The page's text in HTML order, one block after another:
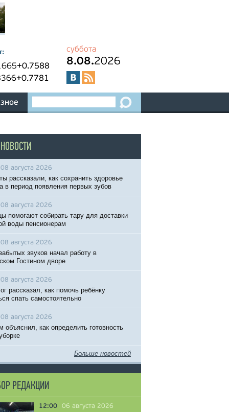
+0.7588
+0.7781
суббота
8.08.2026
08 августа 2026
рассказали, как сохранить здоровье
в период появления первых зубов
08 августа 2026
помогают собирать тару для доставки
воды пенсионерам
08 августа 2026
звуков начал работу в
Гостином дворе
08 августа 2026
рассказал, как помочь ребёнку
спать самостоятельно
08 августа 2026
объяснил, как определить готовность
Больше новостей
РЕДАКЦИИ
12:00 06 августа 2026